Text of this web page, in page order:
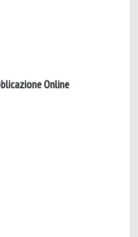
Online